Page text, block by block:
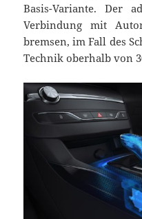
Basis-Variante. Der
Verbindung mit
bremsen, im Fall des
Technik oberhalb von